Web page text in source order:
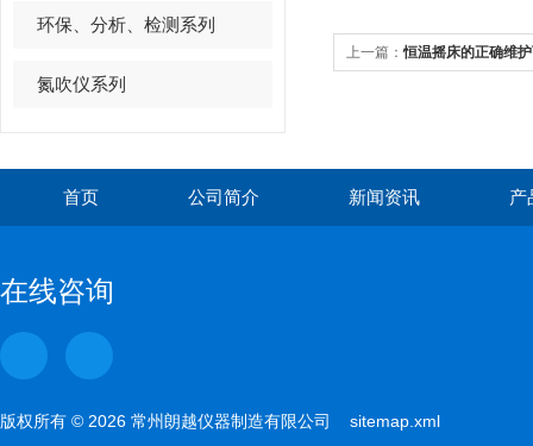
环保、分析、检测系列
氮吹仪系列
上一篇：恒温摇床的正确维
首页 公司简介 新闻资讯 产
在线咨询
版权所有 © 2026 常州朗越仪器制造有限公司 sitemap.xml